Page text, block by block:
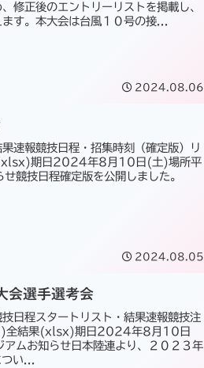
修正後のエントリーリストを掲載し、
す。本大会は台風１０号の接...
2024.08.06
速報競技日程・招集時刻（確定版）リ
期日2024年8月10日(土)場所平
競技日程確定版を公開しました。
2024.08.05
会選手選考会
日程スタートリスト・結果速報競技注
全結果(xlsx)期日2024年8月10日
ムお知らせ日本陸連より、２０２３年
い...